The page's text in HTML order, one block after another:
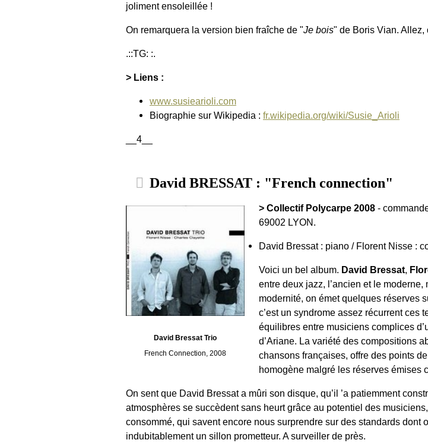
joliment ensoleillée !
On remarquera la version bien fraîche de "Je bois" de Boris Vian. Allez,
.::TG: :.
> Liens :
www.susiearioli.com
Biographie sur Wikipedia : fr.wikipedia.org/wiki/Susie_Arioli
__4__
David BRESSAT : "French connection"
David Bressat Trio
French Connection, 2008
> Collectif Polycarpe 2008 -
69002 LYON.
David Bressat : piano / Florent Nisse :
Voici un bel album. David Bressat,
entre deux jazz, l’ancien et le
modernité, on émet quelques réserves
c’est un syndrome assez récurrent ces
équilibres entre musiciens complices
d’Ariane. La variété des compositions
chansons françaises, offre des points
homogène malgré les réserves émises
On sent que David Bressat a mûri son disque, qu’il ’a patiemment
atmosphères se succèdent sans heurt grâce au potentiel des
consommé, qui savent encore nous surprendre sur des standards
indubitablement un sillon prometteur. A surveiller de près.